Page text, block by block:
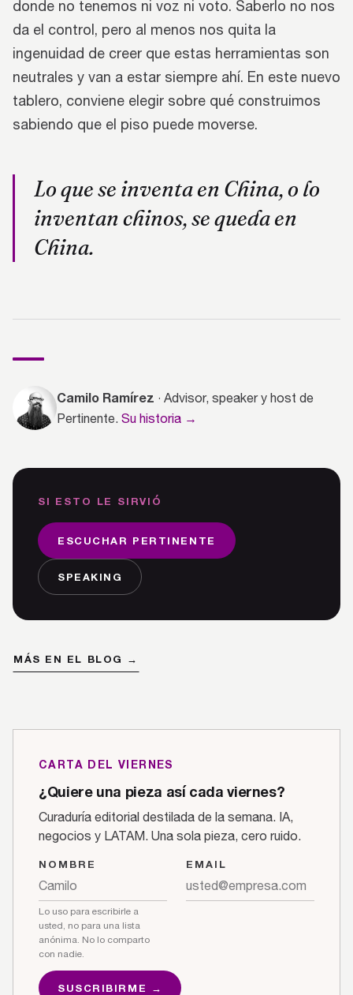
donde no tenemos ni voz ni voto. Saberlo no nos
da el control, pero al menos nos quita la
ingenuidad de creer que estas herramientas son
neutrales y van a estar siempre ahí. En este nuevo
tablero, conviene elegir sobre qué construimos
sabiendo que el piso puede moverse.
Lo que se inventa en China, o lo
inventan chinos, se queda en
China.
Camilo Ramírez · Advisor, speaker y host de
Pertinente. Su historia →
SI ESTO LE SIRVIÓ
ESCUCHAR PERTINENTE
SPEAKING
MÁS EN EL BLOG →
CARTA DEL VIERNES
¿Quiere una pieza así cada viernes?
Curaduría editorial destilada de la semana. IA,
negocios y LATAM. Una sola pieza, cero ruido.
NOMBRE
Lo uso para escribirle a
usted, no para una lista
anónima. No lo comparto
con nadie.
EMAIL
SUSCRIBIRME →